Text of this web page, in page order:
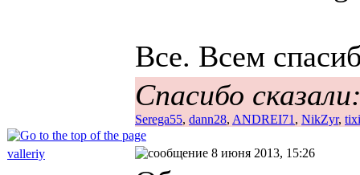
Все. Всем
Спасибо
Serega55, dann28, ANDREI71 , NikZyr,
valleriy 8 июня 2013, 15:26